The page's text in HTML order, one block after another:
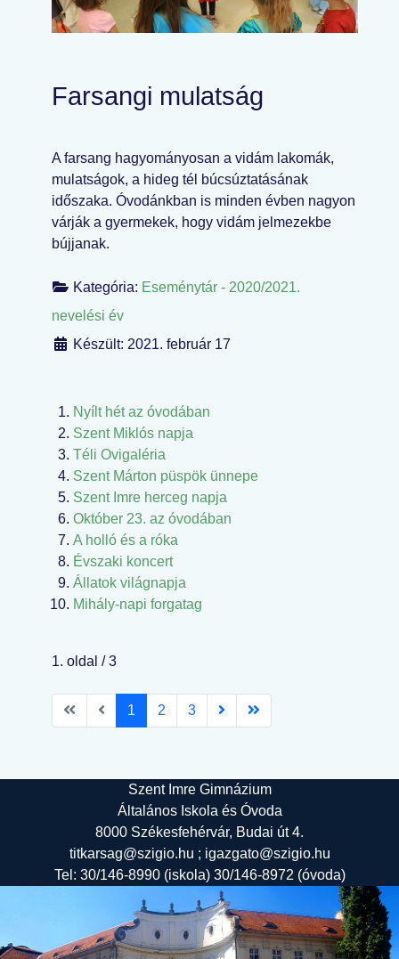
Farsangi mulatság
A farsang hagyományosan a vidám lakomák,
mulatságok, a hideg tél búcsúztatásának
időszaka. Óvodánkban is minden évben nagyon
várják a gyermekek, hogy vidám jelmezekbe
bújjanak.
Kategória: Eseménytár - 2020/2021.
nevelési év
Készült: 2021. február 17
Nyílt hét az óvodában
Szent Miklós napja
Téli Ovigaléria
Szent Márton püspök ünnepe
Szent Imre herceg napja
Október 23. az óvodában
A holló és a róka
Évszaki koncert
Állatok világnapja
Mihály-napi forgatag
1. oldal / 3
1 2 3
Szent Imre Gimnázium
Általános Iskola és Óvoda
8000 Székesfehérvár, Budai út 4.
titkarsag@szigio.hu ; igazgato@szigio.hu
Tel: 30/146-8990 (iskola) 30/146-8972 (óvoda)